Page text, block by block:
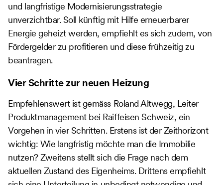
und langfristige Modernisierungsstrategie
unverzichtbar. Soll künftig mit Hilfe erneuerbarer
Energie geheizt werden, empfiehlt es sich zudem, von
Fördergelder zu profitieren und diese frühzeitig zu
beantragen.
Vier Schritte zur neuen Heizung
Empfehlenswert ist gemäss Roland Altwegg, Leiter
Produktmanagement bei Raiffeisen Schweiz, ein
Vorgehen in vier Schritten. Erstens ist der Zeithorizont
wichtig: Wie langfristig möchte man die Immobilie
nutzen? Zweitens stellt sich die Frage nach dem
aktuellen Zustand des Eigenheims. Drittens empfiehlt